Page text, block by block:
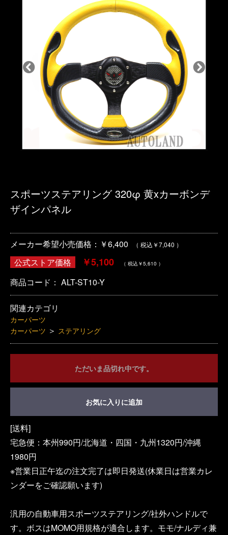
スポーツステアリング 320φ 黄xカーボンデ
ザインパネル
メーカー希望小売価格：￥6,400 （ 税込￥7,040 ）
公式ストア価格 ￥5,100 （ 税込￥5,610 ）
商品コード： ALT-ST10-Y
関連カテゴリ
カーパーツ
カーパーツ ＞ ステアリング
ただいま品切れ中です。
お気に入りに追加
[送料]
宅急便：本州990円/北海道・四国・九州1320円/沖縄
1980円
※営業日正午迄の注文完了は即日発送(休業日は営業カレ
ンダーをご確認願います)
汎用の自動車用スポーツステアリング/社外ハンドルで
す。ボスはMOMO用規格が適合します。モモ/ナルディ兼